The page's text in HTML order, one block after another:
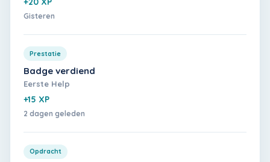
Gisteren
Prestatie
Badge verdiend
Eerste Help
+15 XP
2 dagen geleden
Opdracht